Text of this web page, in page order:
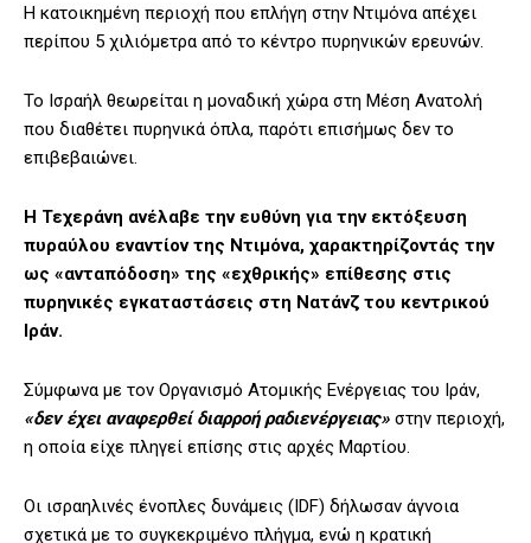
Η κατοικημένη περιοχή που επλήγη στην Ντιμόνα απέχει
περίπου 5 χιλιόμετρα από το κέντρο πυρηνικών ερευνών.
Το Ισραήλ θεωρείται η μοναδική χώρα στη Μέση Ανατολή
που διαθέτει πυρηνικά όπλα, παρότι επισήμως δεν το
επιβεβαιώνει.
Η Τεχεράνη ανέλαβε την ευθύνη για την εκτόξευση
πυραύλου εναντίον της Ντιμόνα, χαρακτηρίζοντάς την
ως «ανταπόδοση» της «εχθρικής» επίθεσης στις
πυρηνικές εγκαταστάσεις στη Νατάνζ του κεντρικού
Ιράν.
Σύμφωνα με τον Οργανισμό Ατομικής Ενέργειας του Ιράν,
«δεν έχει αναφερθεί διαρροή ραδιενέργειας» στην περιοχή,
η οποία είχε πληγεί επίσης στις αρχές Μαρτίου.
Οι ισραηλινές ένοπλες δυνάμεις (IDF) δήλωσαν άγνοια
σχετικά με το συγκεκριμένο πλήγμα, ενώ η κρατική